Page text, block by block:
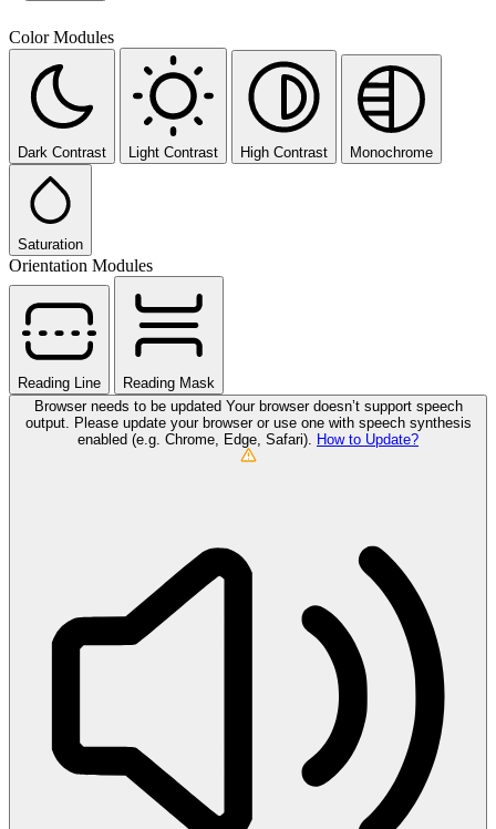
Color Modules
Dark Contrast Light Contrast High Contrast Monochrome
Saturation
Orientation Modules
Reading Line
Reading Mask
Browser needs to be updated Your browser doesn’t support speech
output. Please update your browser or use one with speech synthesis
enabled (e.g. Chrome, Edge, Safari). How to Update?